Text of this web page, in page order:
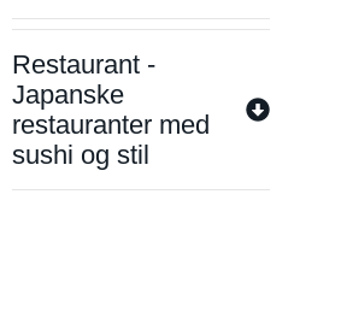
Restaurant -
Japanske
restauranter med
sushi og stil